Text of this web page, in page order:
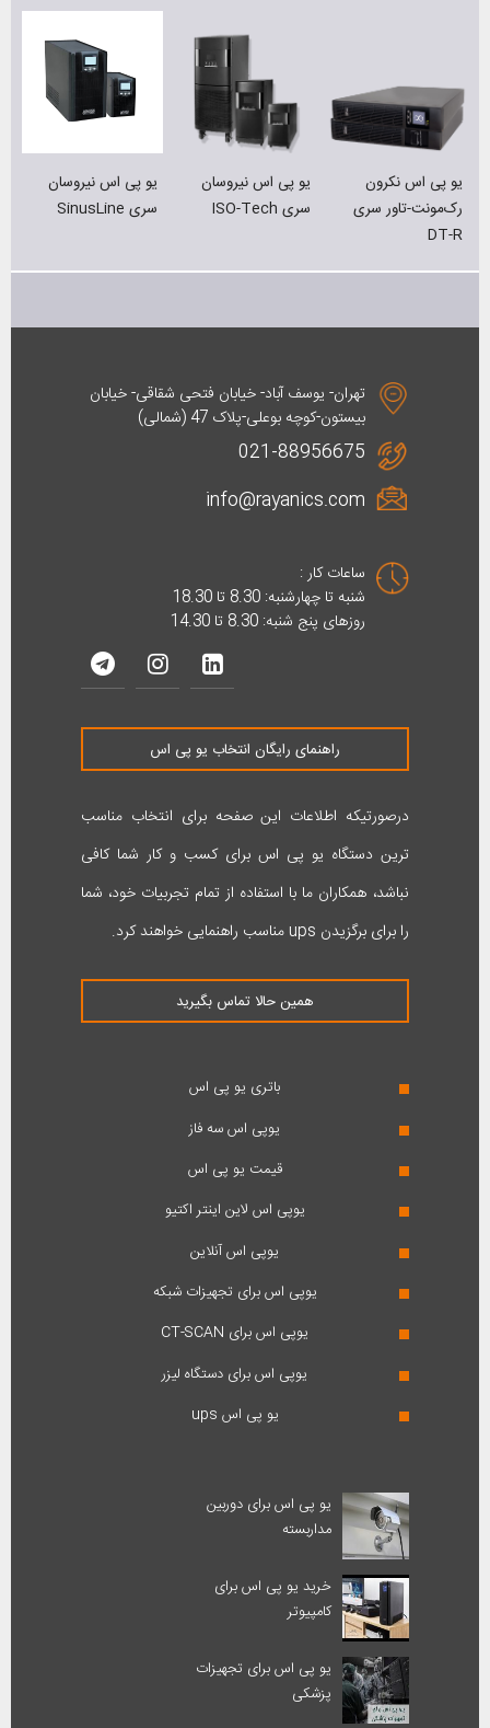
یو پی اس نکرون
رک‌مونت-تاور سری
DT-R
یو پی اس نیروسان
سری ISO-Tech
یو پی اس نیروسان
سری SinusLine
تهران- یوسف آباد- خیابان فتحی شقاقی- خیابان
بیستون-کوچه بوعلی-پلاک 47 (شمالی)
021-88956675
info@rayanics.com
ساعات کار :
شنبه تا چهارشنبه: 8.30 تا 18.30
روزهای پنج شنبه: 8.30 تا 14.30
راهنمای رایگان انتخاب یو پی اس
درصورتیکه اطلاعات این صفحه برای انتخاب مناسب
ترین دستگاه یو پی اس برای کسب و کار شما کافی
نباشد، همکاران ما با استفاده از تمام تجربیات خود، شما
را برای برگزیدن ups مناسب راهنمایی خواهند کرد.
همین حالا تماس بگیرید
باتری یو پی اس
یوپی اس سه فاز
قیمت یو پی اس
یوپی اس لاین اینتر اکتیو
یوپی اس آنلاین
یوپی اس برای تجهیزات شبکه
یوپی اس برای CT-SCAN
یوپی اس برای دستگاه لیزر
یو پی اس ups
یو پی اس برای دوربین
مداربسته
خرید یو پی اس برای
کامپیوتر
یو پی اس برای تجهیزات
پزشکی